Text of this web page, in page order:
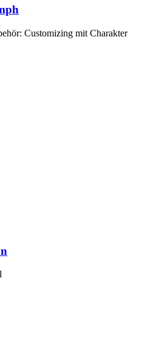
Customizing mit Charakter